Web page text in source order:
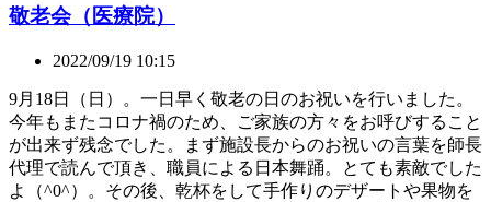
敬老会（医療院）
2022/09/19 10:15
9月18日（日）。一日早く敬老の日のお祝いを行いました。
今年もまたコロナ禍のため、ご家族の方々をお呼びすること
が出来ず残念でした。まず施設長からのお祝いの言葉を師長
代理で読んで頂き、職員による日本舞踊。とても素敵でした
よ（^0^）。その後、乾杯をして手作りのデザートや果物を